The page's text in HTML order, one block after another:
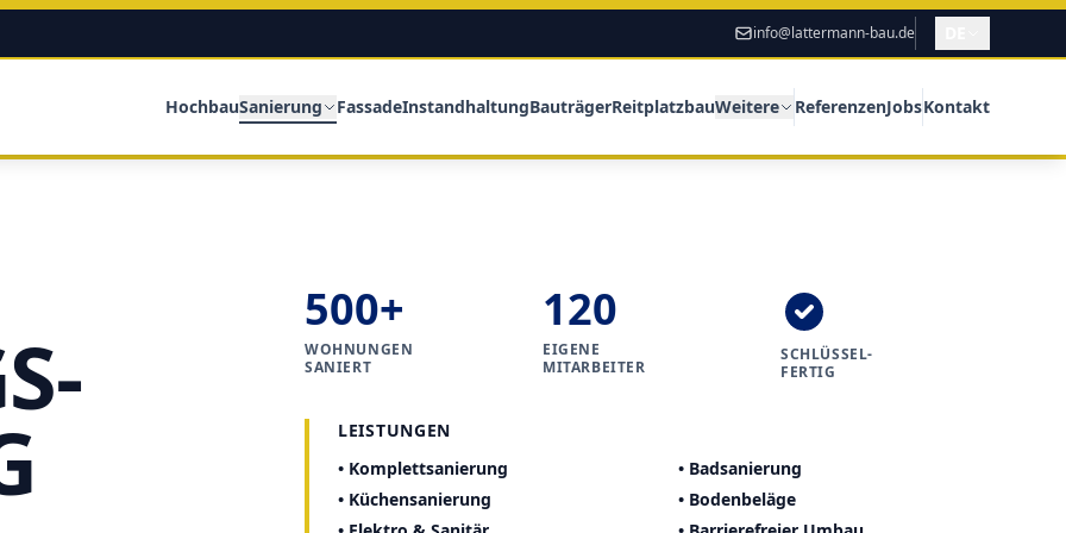
info@lattermann-bau.de
HochbauSanierung FassadeInstandhaltungBauträgerReitplatzbauWeitere ReferenzenJobsKontakt
500+
WOHNUNGEN
SANIERT
120
EIGENE
MITARBEITER
SCHLÜSSEL-
FERTIG
LEISTUNGEN
• Komplettsanierung
• Badsanierung
• Küchensanierung
• Bodenbeläge